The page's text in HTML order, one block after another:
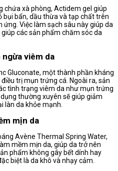
chứa xà phòng, Actidem gel giúp
bụi bẩn, dầu thừa và tạp chất trên
Việc làm sạch sâu này giúp da
các sản phẩm chăm sóc da
ngừa viêm da
Gluconate, một thành phần kháng
trị mụn trứng cá. Ngoài ra, sản
tình trạng viêm da như mụn trứng
thường xuyên sẽ giúp giảm
làn da khỏe mạnh.
mịn da
Avène Thermal Spring Water,
mềm mịn da, giúp da trở nên
phẩm không gây bết dính hay
biệt là da khô và nhạy cảm.